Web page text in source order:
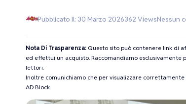
Pubblicato Il: 30 Marzo 2026362 ViewsNessun
Nota Di Trasparenza: Questo sito può contenere link di
ed effettui un acquisto. Raccomandiamo
lettori.
Inoltre comunichiamo che per visualizzare
AD Block.